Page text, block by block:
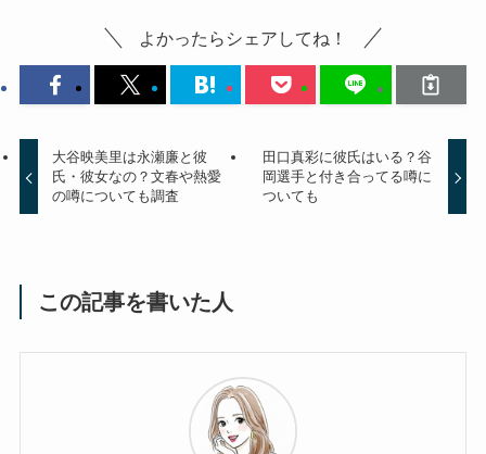
よかったらシェアしてね！
大谷映美里は永瀬廉と彼
氏・彼女なの？文春や熱愛
の噂についても調査
田口真彩に彼氏はいる？谷
岡選手と付き合ってる噂に
ついても
この記事を書いた人